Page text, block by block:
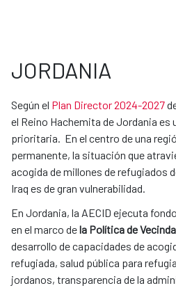
JORDANIA
Según el Plan Director 2024-2027
el Reino Hachemita de Jordania es
prioritaria. En el centro de una
permanente, la situación que
acogida de millones de refugiados
Iraq es de gran vulnerabilidad.
En Jordania, la AECID ejecuta
en el marco dela Política de
desarrollo de capacidades de
refugiada, salud pública para
jordanos, transparencia de la